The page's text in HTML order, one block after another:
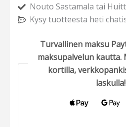
Nouto Sastamala tai
Kysy tuotteesta heti
Turvallinen maksu
maksupalvelun kautta.
kortilla,
laskulla!